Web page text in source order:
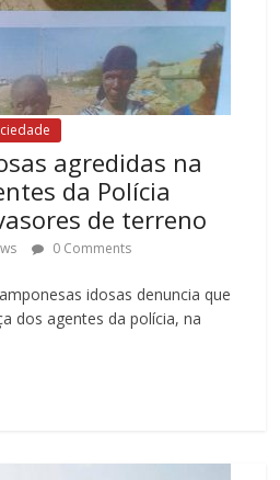
agredidas na
da Polícia
de terreno
0 Comments
idosas denuncia que
dos agentes da polícia, na